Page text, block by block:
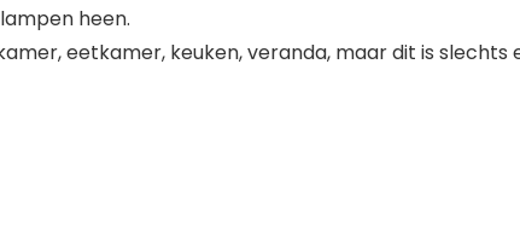
heen.
eetkamer, keuken, veranda, maar dit is slechts